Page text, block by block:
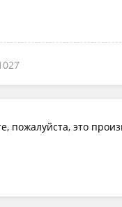
пожалуйста, это